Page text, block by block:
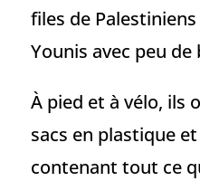
files de
Younis avec peu de
À pied et à vélo, ils
sacs en plastique
contenant tout ce